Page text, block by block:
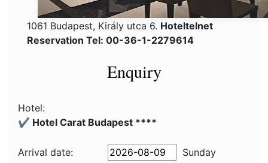
1061 Budapest, Király utca 6. Hoteltelnet
Reservation Tel: 00-36-1-2279614
Enquiry
Hotel:
✔️ Hotel Carat Budapest ****
Arrival date: Sunday